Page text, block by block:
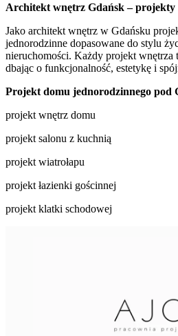
Architekt wnętrz Gdańsk –
Jako architekt wnętrz w Gdańsku
jednorodzinne dopasowane do stylu
nieruchomości. Każdy projekt
dbając o funkcjonalność, estetykę i
Projekt domu jednorodzinnego pod
projekt wnętrz domu
projekt salonu z kuchnią
projekt wiatrołapu
projekt łazienki gościnnej
projekt klatki schodowej